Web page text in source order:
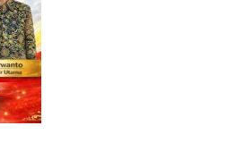
KPK Bidik Dugaan
Pengondisian Proyek di Pemkot
Bengkulu, Penyidikan Tak
Hanya Menyasar Kadis PUPR